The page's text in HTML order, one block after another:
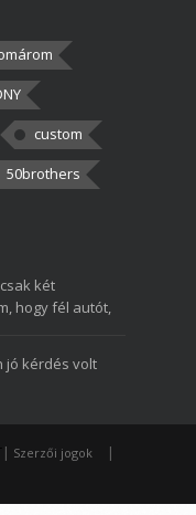
custom
50brothers
két
hogy fél autót,
jó kérdés volt
| Szerzői jogok |